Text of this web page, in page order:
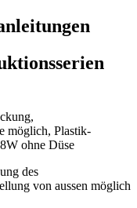
möglich, Plastik-
ohne Düse
des
von aussen möglich